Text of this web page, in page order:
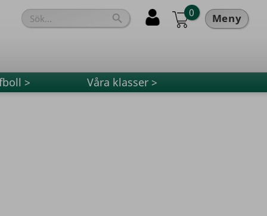
Meny
 0
> Våra klasser >